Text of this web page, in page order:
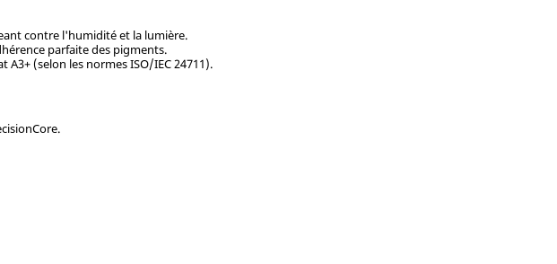
contre l'humidité et la lumière.
parfaite des pigments.
A3+ (selon les normes ISO/IEC 24711).